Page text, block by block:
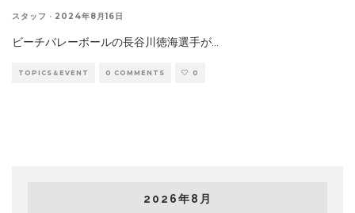
スタッフ · 2024年8月16日
ビーチバレーボールの長谷川徳海選手が
TOPICS＆EVENT 0 COMMENTS 0
2026年8月